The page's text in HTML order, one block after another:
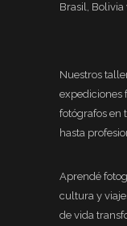
Brasil, Bolivia
Nuestros
expediciones
fotógrafos en
hasta
Aprendé
cultura y
de vida